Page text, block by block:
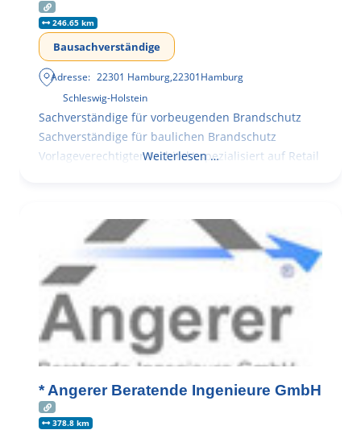
246.65 km
Bausachverständige
Adresse: 22301 Hamburg,22301Hamburg
Schleswig-Holstein
Sachverständige für vorbeugenden Brandschutz
Sachverständige für baulichen Brandschutz
Vorlageverechtigter Architekt spezialisiert auf Retail
Weiterlesen …
* Angerer Beratende Ingenieure GmbH
378.8 km